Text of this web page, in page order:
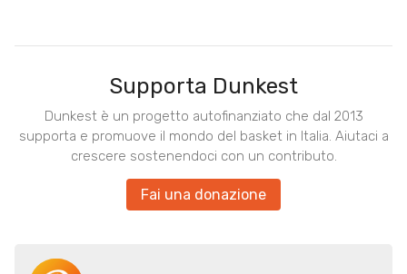
Supporta Dunkest
Dunkest è un progetto autofinanziato che dal 2013
supporta e promuove il mondo del basket in Italia. Aiutaci a
crescere sostenendoci con un contributo.
Fai una donazione